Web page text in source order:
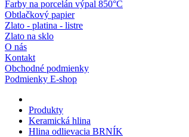
Farby na porcelán výpal 850°C
Obtlačkový papier
Zlato - platina - listre
Zlato na sklo
O nás
Kontakt
Obchodné podmienky
Podmienky E-shop
Produkty
Keramická hlina
Hlina odlievacia BRNÍK